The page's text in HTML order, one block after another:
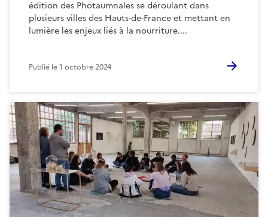
édition des Photaumnales se déroulant dans
plusieurs villes des Hauts-de-France et mettant en
lumière les enjeux liés à la nourriture....
Publié le1 octobre 2024